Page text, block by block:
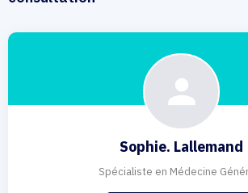
Sophie. Lallemand
Spécialiste en Médecine